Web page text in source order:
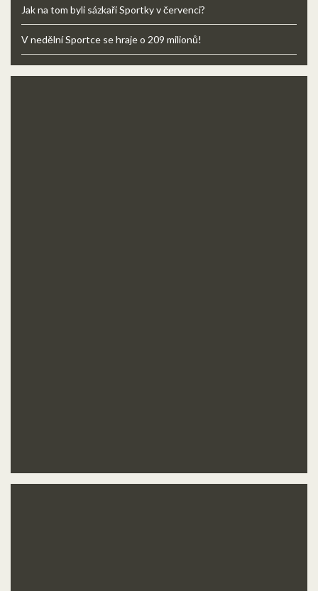
Jak na tom byli sázkaři Sportky v červenci?
V nedělní Sportce se hraje o 209 milionů!